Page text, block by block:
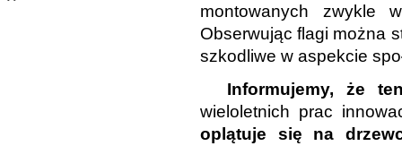
montowanych zwykle
Obserwując flagi można
szkodliwe w aspekcie
Informujemy, że
wieloletnich prac
oplątuje się na